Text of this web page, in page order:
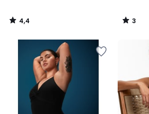
4,4
/
3
/